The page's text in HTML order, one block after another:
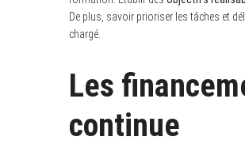
De plus, savoir prioriser les tâches et
chargé.
Les
continue